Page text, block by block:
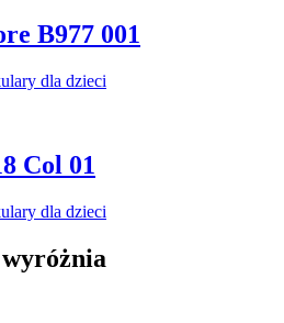
B977 001
dla dzieci
Col 01
dla dzieci